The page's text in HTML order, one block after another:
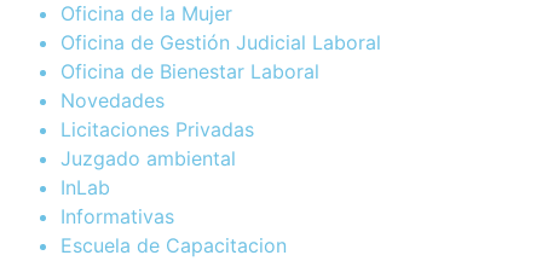
Oficina de la Mujer
Oficina de Gestión Judicial Laboral
Oficina de Bienestar Laboral
Novedades
Licitaciones Privadas
Juzgado ambiental
InLab
Informativas
Escuela de Capacitacion